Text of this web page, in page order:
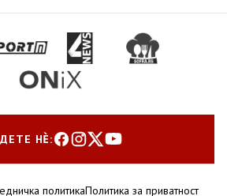
НЀ:
политикаПолитика за приватност